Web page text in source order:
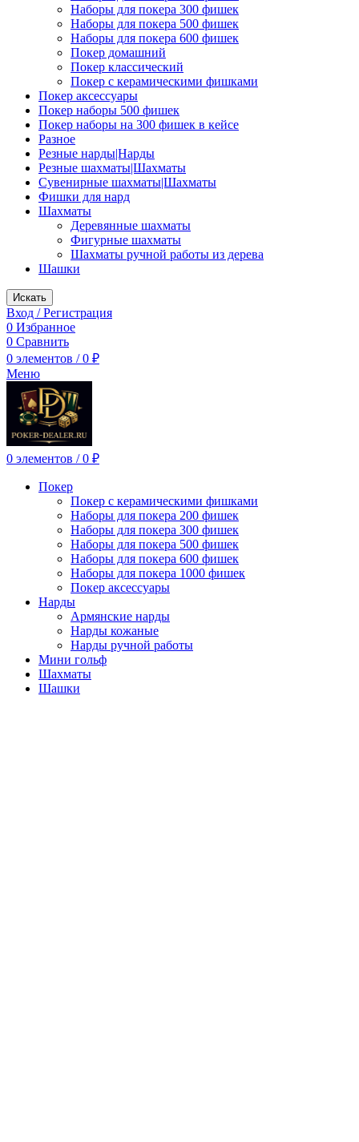
Наборы для покера 300 фишек
Наборы для покера 500 фишек
Наборы для покера 600 фишек
Покер домашний
Покер классический
Покер с керамическими фишками
Покер аксессуары
Покер наборы 500 фишек
Покер наборы на 300 фишек в кейсе
Разное
Резные нарды|Нарды
Резные шахматы|Шахматы
Сувенирные шахматы|Шахматы
Фишки для нард
Шахматы
Деревянные шахматы
Фигурные шахматы
Шахматы ручной работы из дерева
Шашки
Искать
Вход / Регистрация
0 Избранное
0 Сравнить
0 элементов / 0 ₽
Меню
0 элементов / 0 ₽
Покер
Покер с керамическими фишками
Наборы для покера 200 фишек
Наборы для покера 300 фишек
Наборы для покера 500 фишек
Наборы для покера 600 фишек
Наборы для покера 1000 фишек
Покер аксессуары
Нарды
Армянские нарды
Нарды кожаные
Нарды ручной работы
Мини гольф
Шахматы
Шашки